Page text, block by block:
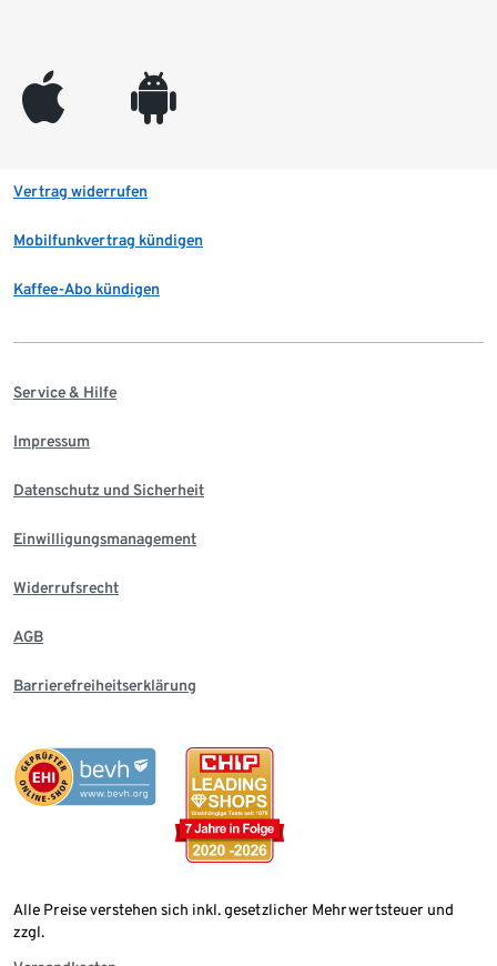
appleinc android
Vertrag widerrufen
Mobilfunkvertrag kündigen
Kaffee-Abo kündigen
Service & Hilfe
Impressum
Datenschutz und Sicherheit
Einwilligungsmanagement
Widerrufsrecht
AGB
Barrierefreiheitserklärung
Alle Preise verstehen sich inkl. gesetzlicher Mehrwertsteuer und
zzgl.